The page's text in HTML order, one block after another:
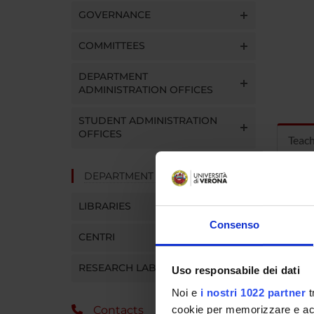
Consenso
Uso responsabile dei dati
Noi e i nostri 1022 partner
cookie per memorizzare e
GOVERNANCE
COMMITTEES
DEPARTMENT
ADMINISTRATION OFFICES
STUDENT ADMINISTRATION
OFFICES
DEPARTMENT FACILITIES
LIBRARIES
CENTRI
RESEARCH LABORATORIES
Contacts
Click